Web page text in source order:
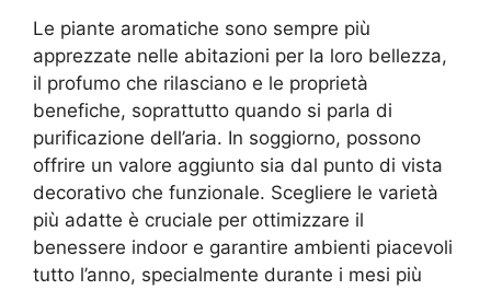
Le piante aromatiche sono sempre più
apprezzate nelle abitazioni per la loro bellezza,
il profumo che rilasciano e le proprietà
benefiche, soprattutto quando si parla di
purificazione dell’aria. In soggiorno, possono
offrire un valore aggiunto sia dal punto di vista
decorativo che funzionale. Scegliere le varietà
più adatte è cruciale per ottimizzare il
benessere indoor e garantire ambienti piacevoli
tutto l’anno, specialmente durante i mesi più